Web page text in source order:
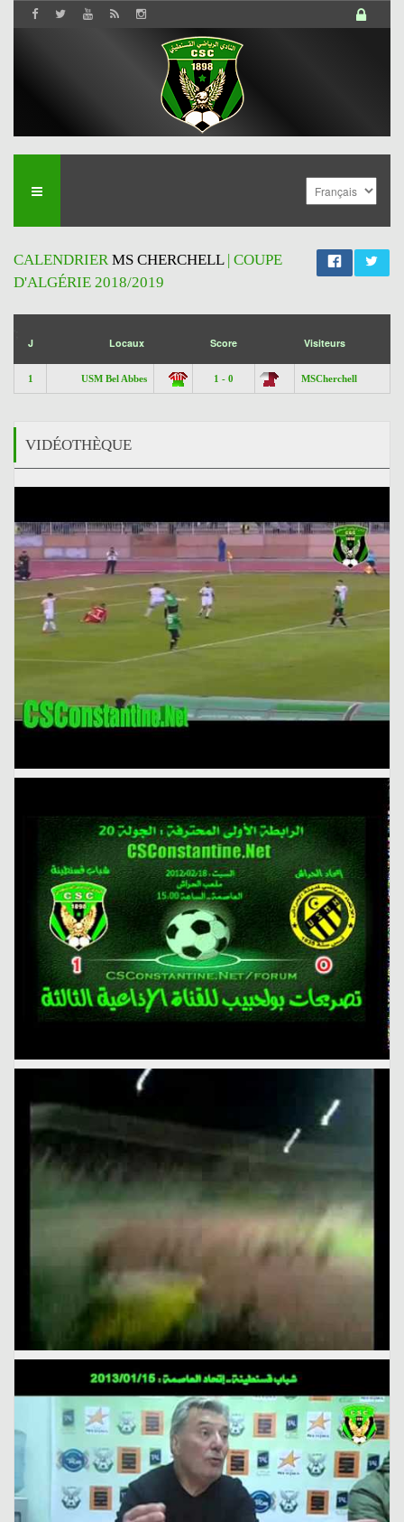
CALENDRIERMS CHERCHELL| COUPE
D'ALGÉRIE 2018/2019
J Locaux Score Visiteurs
1 USM Bel Abbes 1 - 0 MSCherchell
VIDÉOTHÈQUE